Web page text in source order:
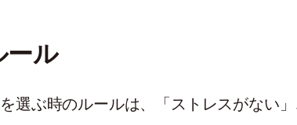
ール
選ぶ時のルールは、「ストレスがない」